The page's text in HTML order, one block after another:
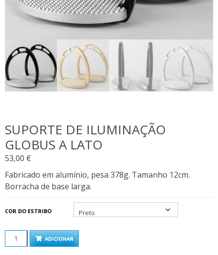
SUPORTE DE ILUMINAÇÃO
GLOBUS A LATO
53,00 €
Fabricado em alumínio, pesa 378g. Tamanho 12cm.
Borracha de base larga.
COR DO ESTRIBO
QUANTIDADE
ADICIONAR